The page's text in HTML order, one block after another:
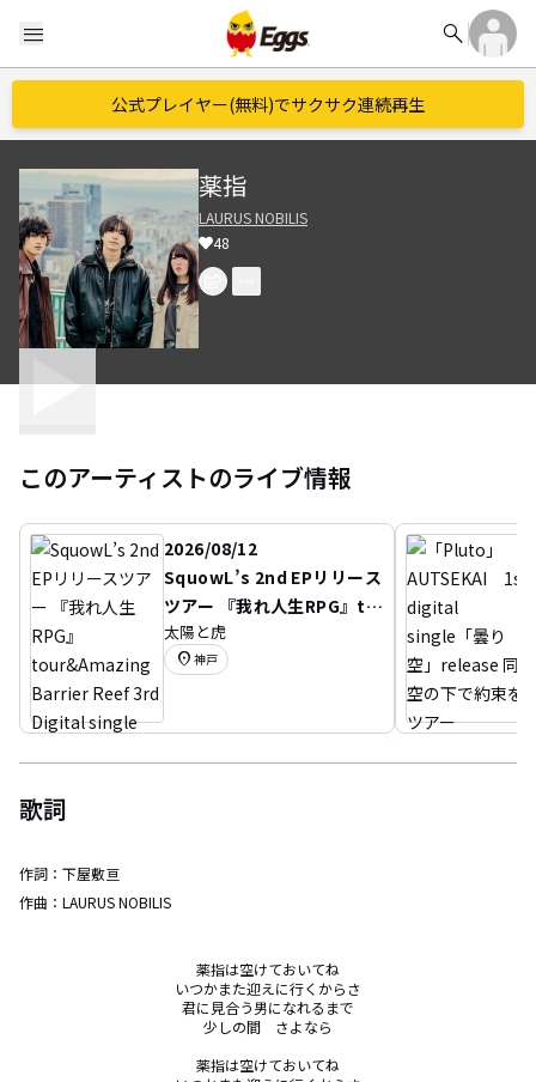
menu search
公式プレイヤー(無料)でサクサク連続再生
薬指
LAURUS NOBILIS
48
このアーティストのライブ情報
2026/08/12
SquowL’s 2nd EPリリース
ツアー 『我れ人生RPG』to
ur&Amazing Barrier Ree
f 3rd Digital single 「Nig
太陽と虎
location_on 神戸
歌詞
作詞： 下屋敷亘
作曲： LAURUS NOBILIS
薬指は空けておいてね
いつかまた迎えに行くからさ
君に見合う男になれるまで
少しの間　さよなら
薬指は空けておいてね